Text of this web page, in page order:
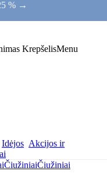
% →
KrepšelisMenu
Idėjos Akcijos ir
ČiužiniaiČiužiniai